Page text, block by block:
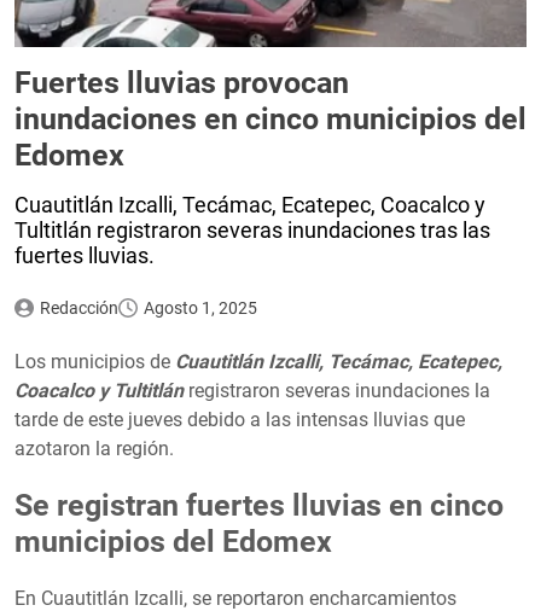
Fuertes lluvias provocan
inundaciones en cinco municipios del
Edomex
Cuautitlán Izcalli, Tecámac, Ecatepec, Coacalco y
Tultitlán registraron severas inundaciones tras las
fuertes lluvias.
Redacción Agosto 1, 2025
Los municipios de Cuautitlán Izcalli, Tecámac, Ecatepec,
Coacalco y Tultitlánregistraron severas inundaciones la
tarde de este jueves debido a las intensas lluvias que
azotaron la región.
Se registran fuertes lluvias en cinco
municipios del Edomex
En Cuautitlán Izcalli, se reportaron encharcamientos